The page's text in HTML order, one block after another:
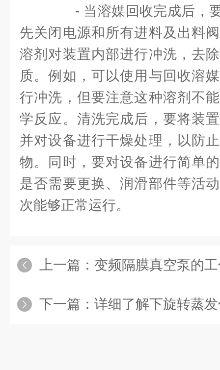
- 当溶媒回收完成后，要
先关闭电源和所有进料及出料
溶剂对装置内部进行冲洗，去
质。例如，可以使用与回收溶
行冲洗，但要注意这种溶剂不
学反应。清洗完成后，要将装
并对设备进行干燥处理，以防
物。同时，要对设备进行简单
是否需要更换、润滑部件等活
次能够正常运行。
上一篇： 变频隔膜真空泵的工作
下一篇： 详细了解下旋转蒸